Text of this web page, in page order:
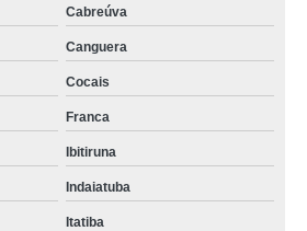
Cabreúva
Canguera
Cocais
Franca
Ibitiruna
Indaiatuba
Itatiba